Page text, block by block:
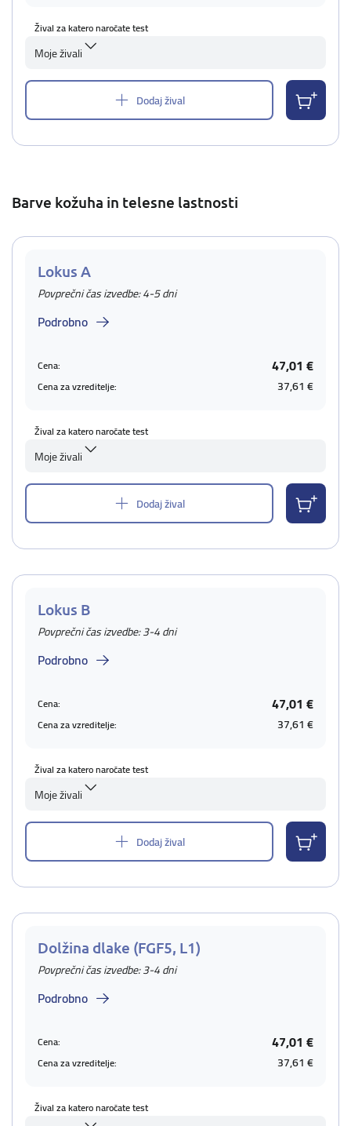
Žival za katero naročate test
Moje živali
Dodaj žival
Barve kožuha in telesne lastnosti
Lokus A
Povprečni čas izvedbe: 4-5 dni
Podrobno
Cena: 47,01 €
Cena za vzreditelje: 37,61 €
Žival za katero naročate test
Moje živali
Dodaj žival
Lokus B
Povprečni čas izvedbe: 3-4 dni
Podrobno
Cena: 47,01 €
Cena za vzreditelje: 37,61 €
Žival za katero naročate test
Moje živali
Dodaj žival
Dolžina dlake (FGF5, L1)
Povprečni čas izvedbe: 3-4 dni
Podrobno
Cena: 47,01 €
Cena za vzreditelje: 37,61 €
Žival za katero naročate test